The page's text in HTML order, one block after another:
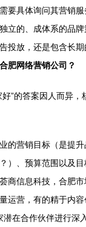
要具体询问其营销
立的、成体系的品
投放，还是包含长期
肥网络营销公司？
”的答案因人而异，
的营销目标（是提
）、预算范围以及目
商信息科技，合肥
运营，有的精于内
在合作伙伴进行深